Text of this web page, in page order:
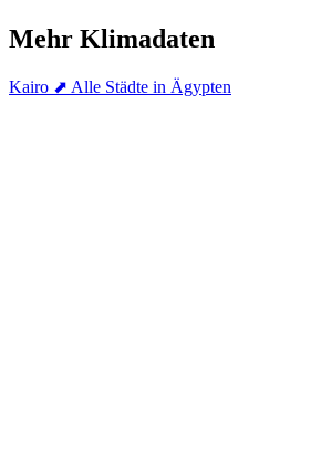
Mehr Klimadaten
Kairo ⬈ Alle Städte in Ägypten